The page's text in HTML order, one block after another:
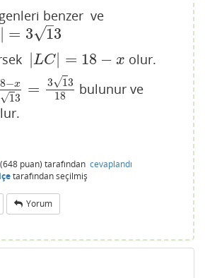
benzer ve
= 3 1
–
√ 3
|LC| = 18 − x
|LC| 18 −x
olur.
−x
1
√ 3 = 3 1
√ 3
18
−x6 13 =31318bulunur ve
(648 puan) tarafından cevaplandı
tarafındanseçilmiş
Yorum